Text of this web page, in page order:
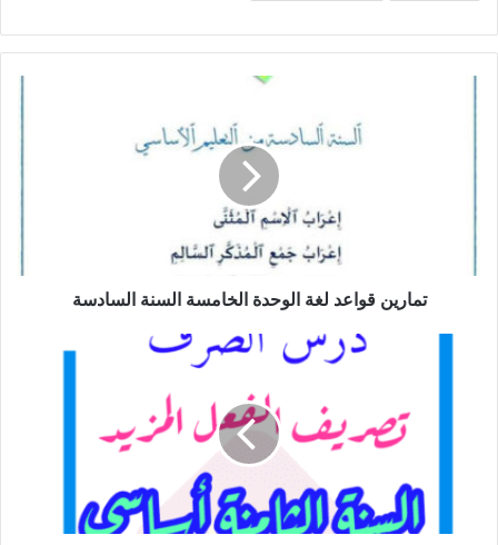
تمارين قواعد لغة الوحدة الخامسة السنة السادسة